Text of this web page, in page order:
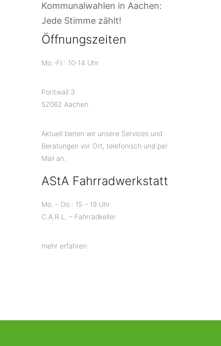
Kommunalwahlen in Aachen:
Jede Stimme zählt!
Öffnungszeiten
Mo.-Fr.: 10-14 Uhr
Pontwall 3
52062 Aachen
Aktuell bieten wir unsere Services und
Beratungen vor Ort, telefonisch und per
Mail an.
AStA Fahrradwerkstatt
Mo. – Do.: 15 – 19 Uhr
C.A.R.L. – Fahrradkeller
mehr erfahren